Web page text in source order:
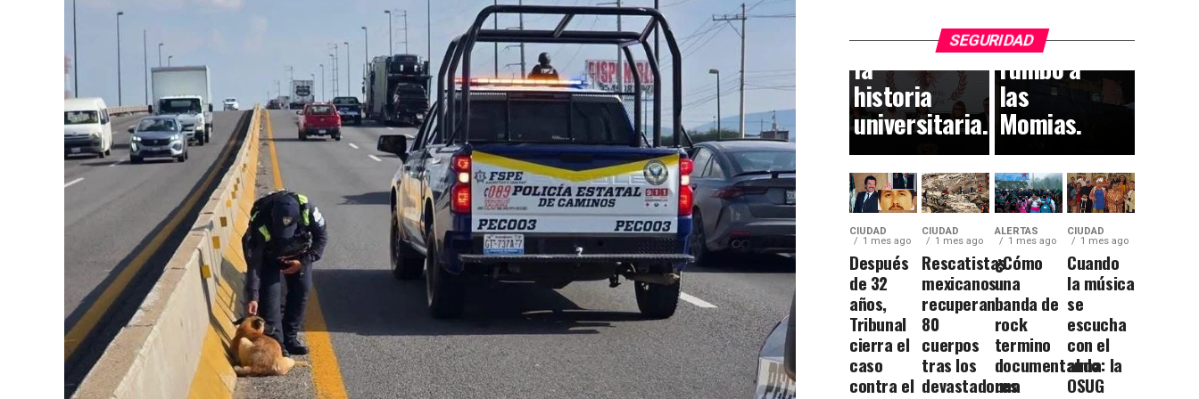
SEGURIDAD
huella en
la
historia
universitaria.
callejón
rumbo a
las
Momias.
CIUDAD
1 mes ago
Después
de 32
años,
Tribunal
cierra el
caso
contra el
CIUDAD
1 mes ago
Rescatistas
mexicanos
recuperan
80
cuerpos
tras los
devastadores
ALERTAS
1 mes ago
¿Cómo
una
banda de
rock
termino
documentando
una
CIUDAD
1 mes ago
Cuando
la música
se
escucha
con el
alma: la
OSUG